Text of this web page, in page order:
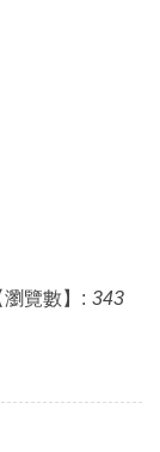
瀏覽數】: 343